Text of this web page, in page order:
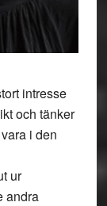
intresse
och tänker
i den
ur
andra